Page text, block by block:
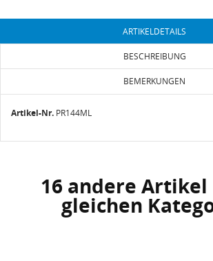
ARTIKELDETAILS
BESCHREIBUNG
BEMERKUNGEN
Artikel-Nr. PR144ML
16 andere
gleichen